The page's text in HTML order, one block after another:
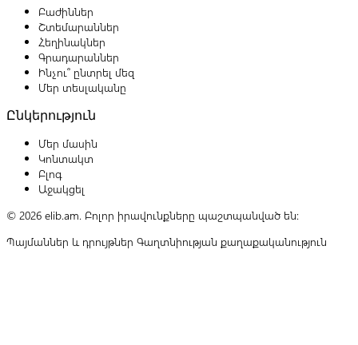
Բաժիններ
Շտեմարաններ
Հեղինակներ
Գրադարաններ
Ինչու՞ ընտրել մեզ
Մեր տեսլականը
Ընկերություն
Մեր մասին
Կոնտակտ
Բլոգ
Աջակցել
© 2026 elib.am. Բոլոր իրավունքները պաշտպանված են:
Պայմաններ և դրույթներ Գաղտնիության քաղաքականություն